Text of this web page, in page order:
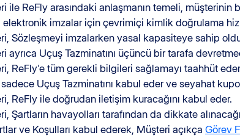
ile ReFly arasındaki anlaşmanın temeli, müşterinin
elektronik imzalar için çevrimiçi kimlik doğrulama
Sözleşmeyi imzalarken yasal kapasiteye sahip
ayrıca Uçuş Tazminatını üçüncü bir tarafa
ReFly'e tüm gerekli bilgileri sağlamayı taahhüt
Uçuş Tazminatını kabul eder ve seyahat
ReFly ile doğrudan iletişim kuracağını kabul eder.
Şartların havayolları tarafından da dikkate
ve Koşulları kabul ederek, Müşteri açıkça Görev